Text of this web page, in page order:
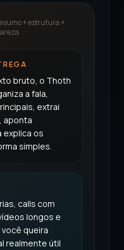
+ estrutura +
bruto, o Thoth
a fala,
extrai
aponta
explica os
simples.
calls com
longos e
queira
realmente útil